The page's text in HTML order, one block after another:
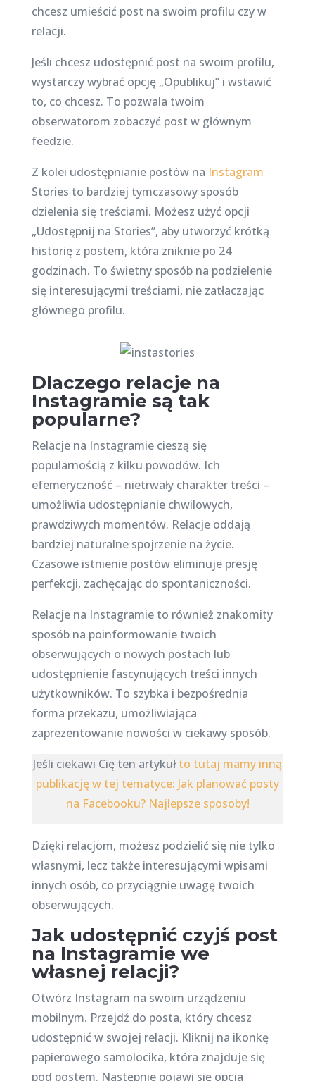
chcesz umieścić post na swoim profilu czy w
relacji.
Jeśli chcesz udostępnić post na swoim profilu,
wystarczy wybrać opcję „Opublikuj” i wstawić
to, co chcesz. To pozwala twoim
obserwatorom zobaczyć post w głównym
feedzie.
Z kolei udostępnianie postów na Instagram
Stories to bardziej tymczasowy sposób
dzielenia się treściami. Możesz użyć opcji
„Udostępnij na Stories”, aby utworzyć krótką
historię z postem, która zniknie po 24
godzinach. To świetny sposób na podzielenie
się interesującymi treściami, nie zatłaczając
głównego profilu.
Dlaczego relacje na
Instagramie są tak
popularne?
Relacje na Instagramie cieszą się
popularnością z kilku powodów. Ich
efemeryczność – nietrwały charakter treści –
umożliwia udostępnianie chwilowych,
prawdziwych momentów. Relacje oddają
bardziej naturalne spojrzenie na życie.
Czasowe istnienie postów eliminuje presję
perfekcji, zachęcając do spontaniczności.
Relacje na Instagramie to również znakomity
sposób na poinformowanie twoich
obserwujących o nowych postach lub
udostępnienie fascynujących treści innych
użytkowników. To szybka i bezpośrednia
forma przekazu, umożliwiająca
zaprezentowanie nowości w ciekawy sposób.
Jeśli ciekawi Cię ten artykułto tutaj mamy inną
publikację w tej tematyce: Jak planować posty
na Facebooku? Najlepsze sposoby!
Dzięki relacjom, możesz podzielić się nie tylko
własnymi, lecz także interesującymi wpisami
innych osób, co przyciągnie uwagę twoich
obserwujących.
Jak udostępnić czyjś post
na Instagramie we
własnej relacji?
Otwórz Instagram na swoim urządzeniu
mobilnym. Przejdź do posta, który chcesz
udostępnić w swojej relacji. Kliknij na ikonkę
papierowego samolocika, która znajduje się
pod postem. Następnie pojawi się opcja